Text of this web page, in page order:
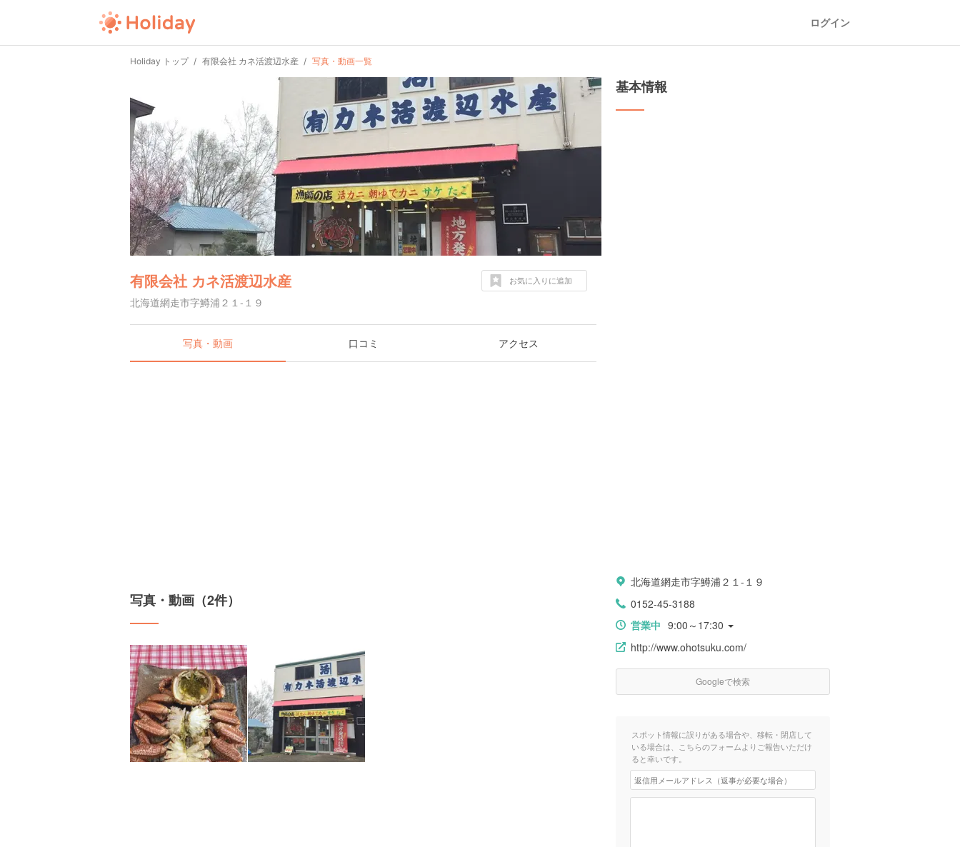
ログイン
Holiday トップ 有限会社 カネ活渡辺水産 写真・動画一覧
有限会社 カネ活渡辺水産
北海道網走市字鱒浦２１-１９
お気に入りに追加
写真・動画 口コミ アクセス
写真・動画（2件）
基本情報
北海道網走市字鱒浦２１-１９
0152-45-3188
営業中 9:00～17:30
http://www.ohotsuku.com/
Googleで検索
スポット情報に誤りがある場合や、移転・閉店して
いる場合は、こちらのフォームよりご報告いただけ
ると幸いです。